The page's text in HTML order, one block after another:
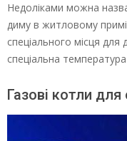
Недоліками можна
диму в житловому
спеціального місця
спеціальна температура
Газові котли